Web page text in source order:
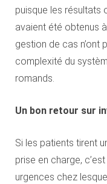
puisque les résultats
avaient été obtenus
gestion de cas n’ont
complexité du
romands.
Un bon retour sur
Si les patients tirent
prise en charge,
urgences chez